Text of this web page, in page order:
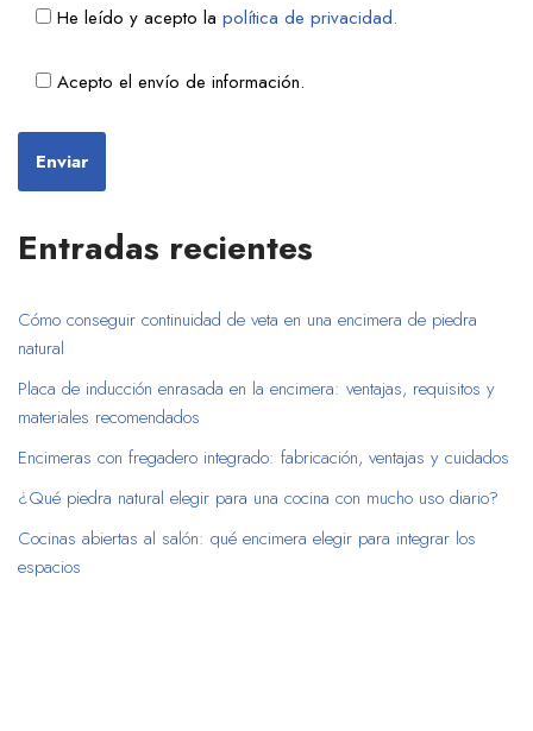
He leído y acepto la política de privacidad.
Acepto el envío de información.
Entradas recientes
Cómo conseguir continuidad de veta en una encimera de piedra
natural
Placa de inducción enrasada en la encimera: ventajas, requisitos y
materiales recomendados
Encimeras con fregadero integrado: fabricación, ventajas y cuidados
¿Qué piedra natural elegir para una cocina con mucho uso diario?
Cocinas abiertas al salón: qué encimera elegir para integrar los
espacios